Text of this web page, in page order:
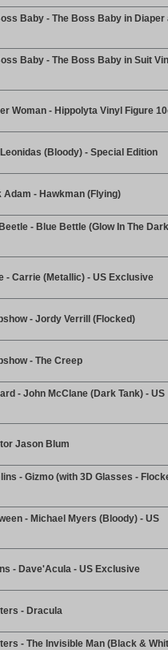
Baby - The Boss Baby in Diaper
Baby - The Boss Baby in Suit
Woman - Hippolyta Vinyl Figure
(Bloody) - Special Edition
- Hawkman (Flying)
- Blue Bettle (Glow In The
- Carrie (Metallic) - US Exclusive
- Jordy Verrill (Flocked)
- The Creep
- John McClane (Dark Tank) - US
Jason Blum
- Gizmo (with 3D Glasses -
- Michael Myers (Bloody) - US
- Dave'Acula - US Exclusive
- Dracula
- The Invisible Man (Black &